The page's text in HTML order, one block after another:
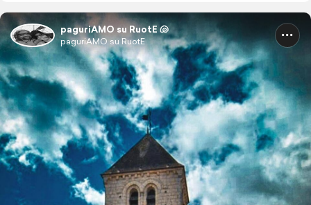
paguriAMO su RuotE 🐚
paguriAMO su RuotE